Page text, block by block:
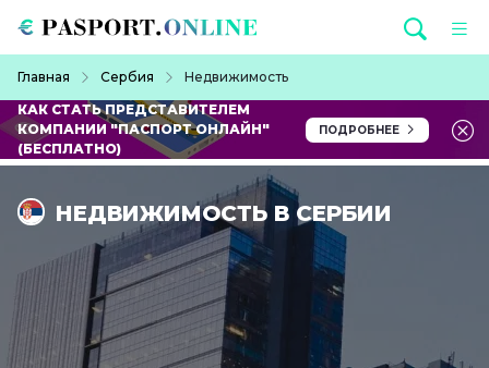
Строка навигации
Главная Сербия
Недвижимость
КАК СТАТЬ ПРЕДСТАВИТЕЛЕМ
КОМПАНИИ "ПАСПОРТ ОНЛАЙН"
(БЕСПЛАТНО)
ПОДРОБНЕЕ
НЕДВИЖИМОСТЬ В СЕРБИИ